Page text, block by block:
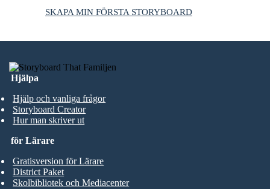
SKAPA MIN FÖRSTA STORYBOARD
Hjälpa
Hjälp och vanliga frågor
Storyboard Creator
Hur man skriver ut
för Lärare
Gratisversion för Lärare
District Paket
Skolbibliotek och Mediacenter